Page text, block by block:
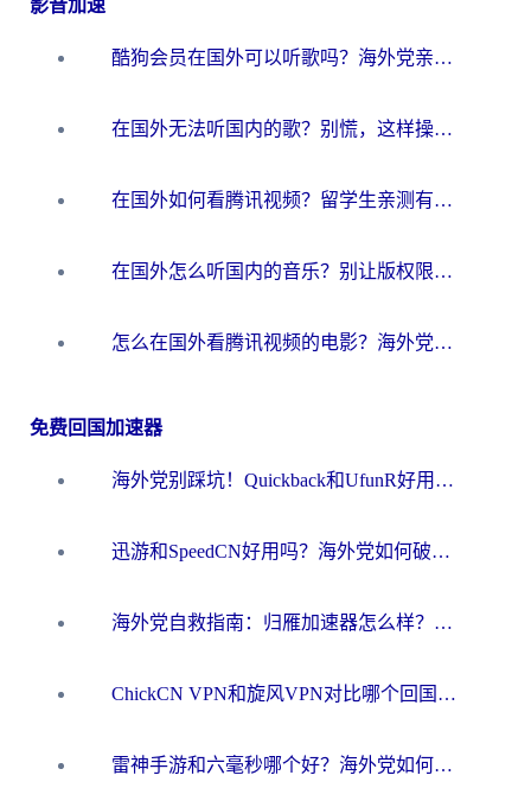
影音加速
酷狗会员在国外可以听歌吗？海外党亲测有效：3步解决音乐权限难题
在国外无法听国内的歌？别慌，这样操作就能畅听QQ音乐（附亲测加速器推荐）
在国外如何看腾讯视频？留学生亲测有效的回国加速方案
在国外怎么听国内的音乐？别让版权限制断了你的华语歌单
怎么在国外看腾讯视频的电影？海外党亲测有效的回国加速指南
免费回国加速器
海外党别踩坑！Quickback和UfunR好用吗？选对回国加速器才能无缝刷国内资源
迅游和SpeedCN好用吗？海外党如何破解那道看不见的墙
海外党自救指南：归雁加速器怎么样？教你避开坑实现国内资源无缝访问
ChickCN VPN和旋风VPN对比哪个回国效果更好？海外用户的选择困境与出路
雷神手游和六毫秒哪个好？海外党如何真正解锁国内资源